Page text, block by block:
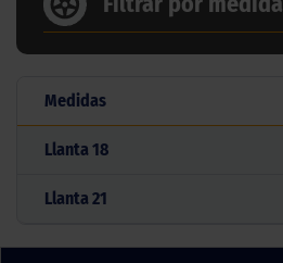
Medidas
Llanta18
Llanta21